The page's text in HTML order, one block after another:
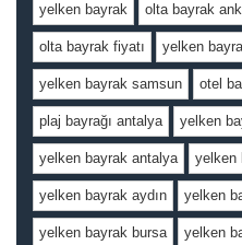
yelken bayrak olta bayrak
olta bayrak fiyatı yelken
yelken bayrak samsun otel
plaj bayrağı antalya yelken
yelken bayrak antalya yelken
yelken bayrak aydın yelken
yelken bayrak bursa yelken